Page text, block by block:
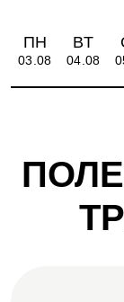
ПН
03.08
ВТ
04.08